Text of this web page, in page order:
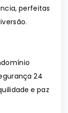
perfeitas
24
e paz